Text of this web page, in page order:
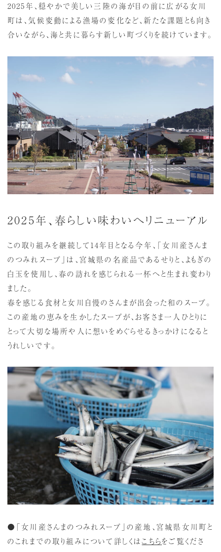
2025年、穏やかで美しい三陸の海が目の前に広がる女川
町は、気候変動による漁場の変化など、新たな課題とも向き
合いながら、海と共に暮らす新しい町づくりを続けています。
2025年、春らしい味わいへリニューアル
この取り組みを継続して14年目となる今年、「女川産さんま
のつみれスープ」は、宮城県の名産品であるせりと、よもぎの
白玉を使用し、春の訪れを感じられる一杯へと生まれ変わり
ました。
春を感じる食材と女川自慢のさんまが出会った和のスープ。
この産地の恵みを生かしたスープが、お客さま一人ひとりに
とって大切な場所や人に想いをめぐらせるきっかけになると
うれしいです。
●「女川産さんまのつみれスープ」の産地、宮城県女川町と
のこれまでの取り組みについて詳しくはこちらをご覧くださ